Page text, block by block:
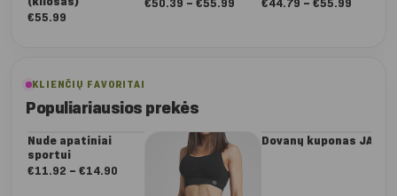
€55.99
KLIENČIŲ FAVORITAI
Populiariausios prekės
Nude apatiniai
sportui
€11.92 – €14.90
Dovanų kuponas JAI